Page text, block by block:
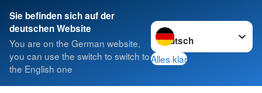
Sie befinden sich auf der
deutschen Website
You are on the German website,
you can use the switch to switch to
the English one
Sprache wechseln zu
Alles klar